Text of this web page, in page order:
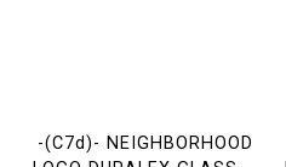
-(C7d)- NEIGHBORHOOD